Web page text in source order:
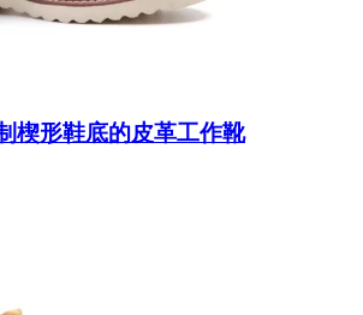
楔形鞋底的皮革工作靴